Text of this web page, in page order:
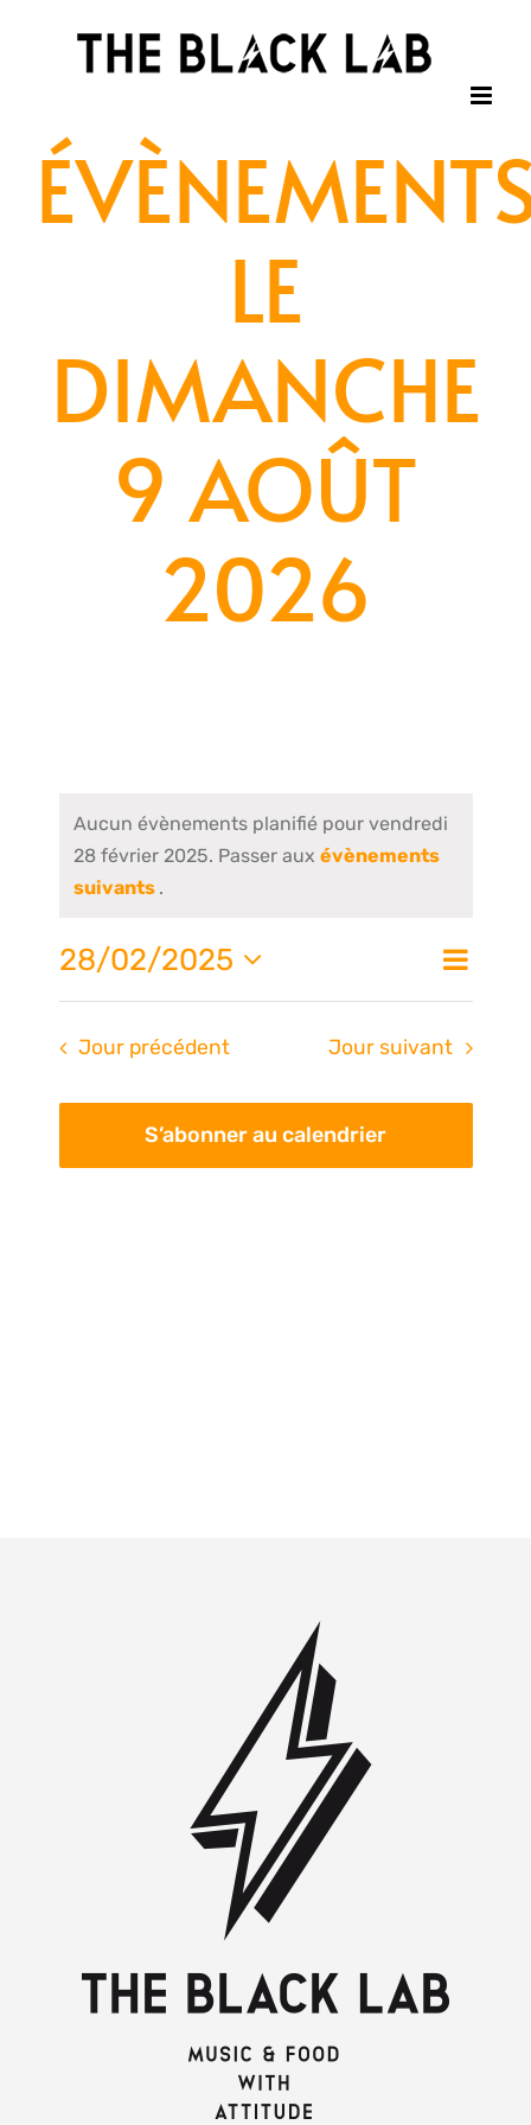
LE
DIMANCHE
9 AOÛT
2026
Aucun évènements planifié pour vendredi
28 février 2025. Passer aux évènements
suivants .
de
Jour
28/02/2025
Sélectionnez
date.
Jour précédent Jour suivant
S’abonner au calendrier